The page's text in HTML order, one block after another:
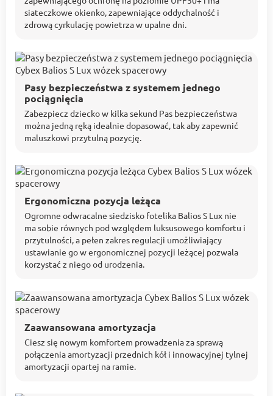
siateczkowe okienko, zapewniające oddychalność i
zdrową cyrkulację powietrza w upalne dni.
Pasy bezpieczeństwa z systemem jednego
pociągnięcia
Zabezpiecz dziecko w kilka sekund Pas bezpieczeństwa
można jedną ręką idealnie dopasować, tak aby zapewnić
maluszkowi przytulną pozycję.
Ergonomiczna pozycja leżąca
Ogromne odwracalne siedzisko fotelika Balios S Lux nie
ma sobie równych pod względem luksusowego komfortu i
przytulności, a pełen zakres regulacji umożliwiający
ustawianie go w ergonomicznej pozycji leżącej pozwala
korzystać z niego od urodzenia.
Zaawansowana amortyzacja
Ciesz się nowym komfortem prowadzenia za sprawą
połączenia amortyzacji przednich kół i innowacyjnej tylnej
amortyzacji opartej na ramie.